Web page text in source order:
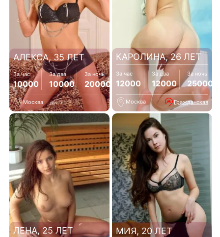
АЛЕКСА, 35 ЛЕТ
За час
10000
За два
10000
За ночь
20000
Москва
КАРОЛИНА, 26 ЛЕТ
За час
12000
За два
12000
За ночь
25000
Москва Гражданская
ЛЕНА, 25 ЛЕТ МИЯ, 20 ЛЕТ